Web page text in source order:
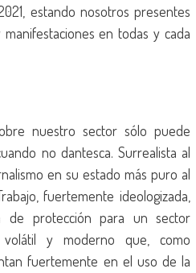
estando nosotros presentes
en todas y cada
nuestro sector sólo puede
no dantesca. Surrealista al
en su estado más puro al
fuertemente ideologizada,
de protección para un sector
volátil y moderno que, como
fuertemente en el uso de la